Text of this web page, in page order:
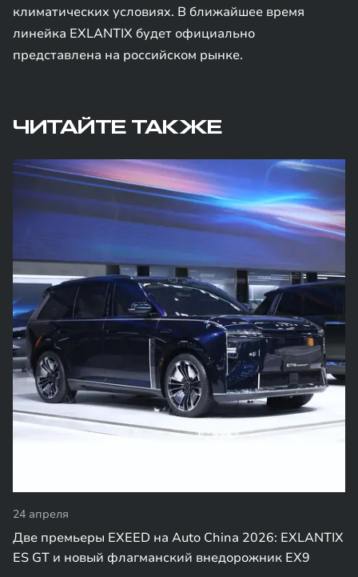
климатических условиях. В ближайшее время
линейка EXLANTIX будет официально
представлена на российском рынке.
ЧИТАЙТЕ ТАКЖЕ
24 апреля
Две премьеры EXEED на Auto China 2026: EXLANTIX
ES GT и новый флагманский внедорожник EX9